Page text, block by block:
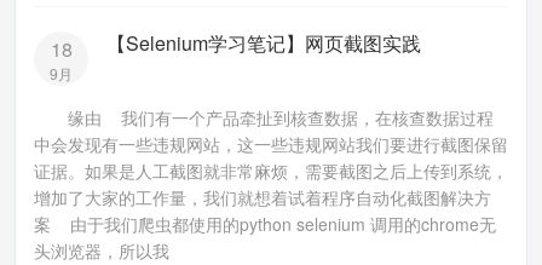
18
9月
【Selenium学习笔记】网页截图实践
缘由 我们有一个产品牵扯到核查数据，在核查数据过程
中会发现有一些违规网站，这一些违规网站我们要进行截图保留
证据。如果是人工截图就非常麻烦，需要截图之后上传到系统，
增加了大家的工作量，我们就想着试着程序自动化截图解决方
案 由于我们爬虫都使用的python selenium 调用的chrome无
头浏览器，所以我